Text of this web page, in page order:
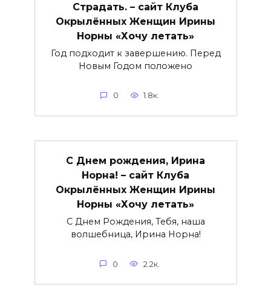
Страдать. – сайт Клуба
Окрылённых Женщин Ирины
Норны «Хочу летать»
Год подходит к завершению. Перед
Новым Годом положено
0 1.8к.
С Днем рождения, Ирина
Норна! – сайт Клуба
Окрылённых Женщин Ирины
Норны «Хочу летать»
С Днем Рождения, Тебя, наша
волшебница, Ирина Норна!
0 2.2к.